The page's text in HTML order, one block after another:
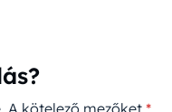
A kötelező mezőket *